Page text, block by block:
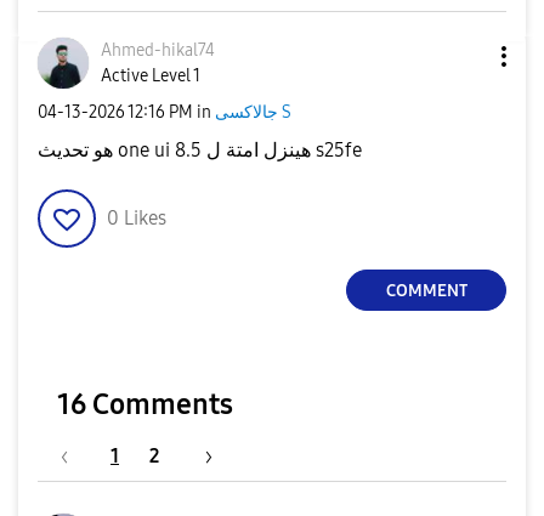
Ahmed-hikal74
Active Level 1
‎04-13-202612:16 PM in جالاكسى S
هو تحديث one ui 8.5 هينزل امتة ل s25fe
0 Likes
COMMENT
16 Comments
1 2